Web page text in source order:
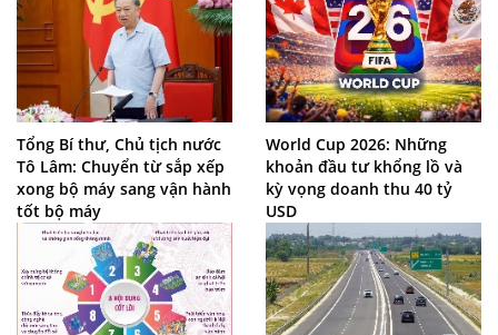
Tổng Bí thư, Chủ tịch nước
Tô Lâm: Chuyển từ sắp xếp
xong bộ máy sang vận hành
tốt bộ máy
World Cup 2026: Những
khoản đầu tư khổng lồ và
kỳ vọng doanh thu 40 tỷ
USD